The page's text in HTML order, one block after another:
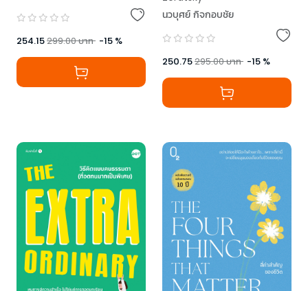
254.15299.00บาท -15 %
นวบุศย์ กิจกอบชัย
250.75295.00บาท -15 %